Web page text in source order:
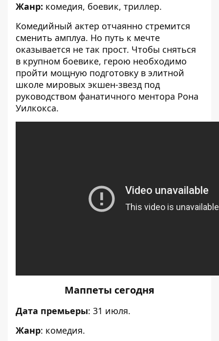
Жанр: комедия, боевик, триллер.
Комедийный актер отчаянно стремится
сменить амплуа. Но путь к мечте
оказывается не так прост. Чтобы сняться
в крупном боевике, герою необходимо
пройти мощную подготовку в элитной
школе мировых экшен-звезд под
руководством фанатичного ментора Рона
Уилкокса.
Маппеты сегодня
Дата премьеры: 31 июля.
Жанр: комедия.